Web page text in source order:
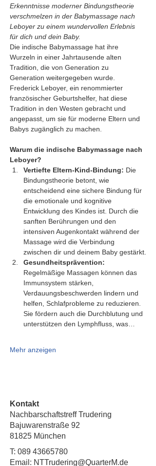
Erkenntnisse moderner Bindungstheorie
verschmelzen in der Babymassage nach
Leboyer zu einem wundervollen Erlebnis
für dich und dein Baby.
Die indische Babymassage hat ihre
Wurzeln in einer Jahrtausende alten
Tradition, die von Generation zu
Generation weitergegeben wurde.
Frederick Leboyer, ein renommierter
französischer Geburtshelfer, hat diese
Tradition in den Westen gebracht und
angepasst, um sie für moderne Eltern und
Babys zugänglich zu machen.
Warum die indische Babymassage nach
Leboyer?
Vertiefte Eltern-Kind-Bindung: Die
Bindungstheorie betont, wie
entscheidend eine sichere Bindung für
die emotionale und kognitive
Entwicklung des Kindes ist. Durch die
sanften Berührungen und den
intensiven Augenkontakt während der
Massage wird die Verbindung
zwischen dir und deinem Baby gestärkt.
Gesundheitsprävention:
Regelmäßige Massagen können das
Immunsystem stärken,
Verdauungsbeschwerden lindern und
helfen, Schlafprobleme zu reduzieren.
Sie fördern auch die Durchblutung und
unterstützen den Lymphfluss, was…
Mehr anzeigen
Kontakt
Nachbarschaftstreff Trudering
Bajuwarenstraße 92
81825 München
T: 089 43665780
Email: NTTrudering@QuarterM.de